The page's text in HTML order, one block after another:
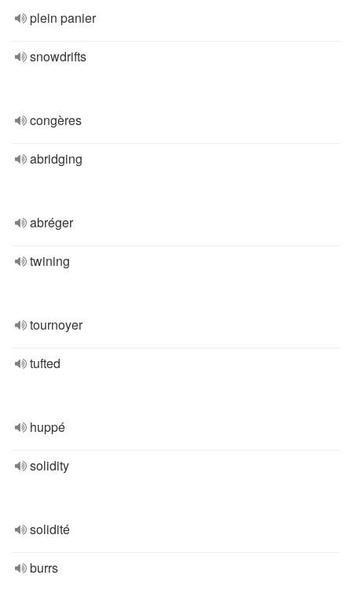
plein panier
snowdrifts
congères
abridging
abréger
twining
tournoyer
tufted
huppé
solidity
solidité
burrs